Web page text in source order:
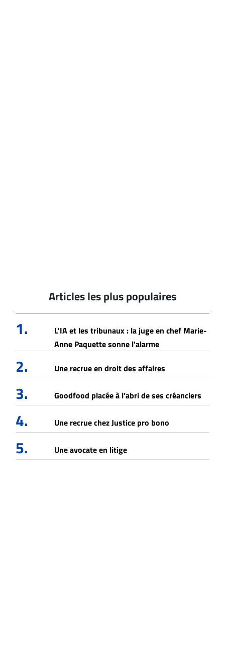
Articles les plus populaires
1.
L'IA et les tribunaux : la juge en chef Marie-
Anne Paquette sonne l'alarme
2. Une recrue en droit des affaires
3. Goodfood placée à l’abri de ses créanciers
4. Une recrue chez Justice pro bono
5. Une avocate en litige